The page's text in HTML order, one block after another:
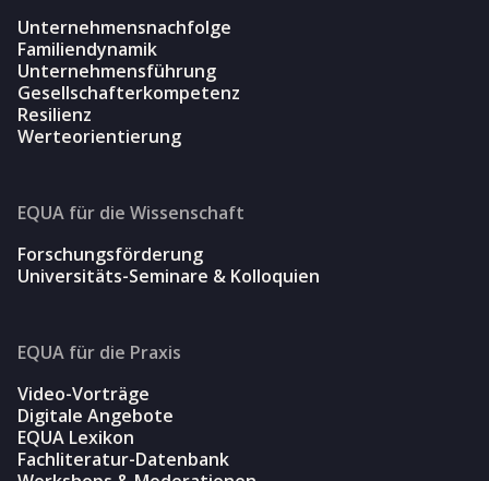
Unternehmensnachfolge
Familiendynamik
Unternehmensführung
Gesellschafterkompetenz
Resilienz
Werteorientierung
EQUA für die Wissenschaft
Forschungsförderung
Universitäts-Seminare & Kolloquien
EQUA für die Praxis
Video-Vorträge
Digitale Angebote
EQUA Lexikon
Fachliteratur-Datenbank